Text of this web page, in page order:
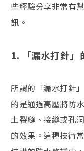
些經驗分享非常有
訊。
1. 「漏水打針
所謂的「漏水打針
的是通過高壓將防
土裂縫、接縫或孔
的效果。這種技術